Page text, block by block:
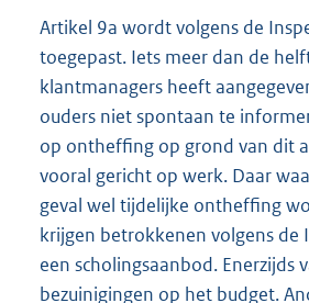
Artikel 9a wordt volgens de
toegepast. Iets meer dan de
klantmanagers heeft
ouders niet spontaan te
op ontheffing op grond van dit
vooral gericht op werk. Daar
geval wel tijdelijke ontheffing
krijgen betrokkenen volgens de
een scholingsaanbod. Enerzijds
bezuinigingen op het budget.